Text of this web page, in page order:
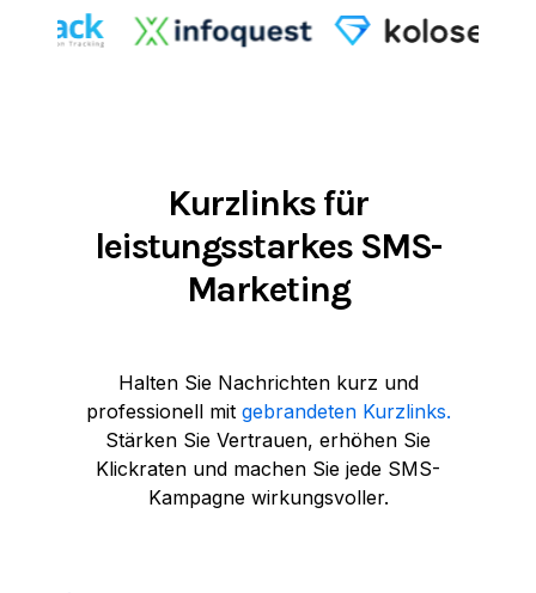
Kurzlinks für
leistungsstarkes SMS-
Marketing
Halten Sie Nachrichten kurz und
professionell mit gebrandeten Kurzlinks.
Stärken Sie Vertrauen, erhöhen Sie
Klickraten und machen Sie jede SMS-
Kampagne wirkungsvoller.